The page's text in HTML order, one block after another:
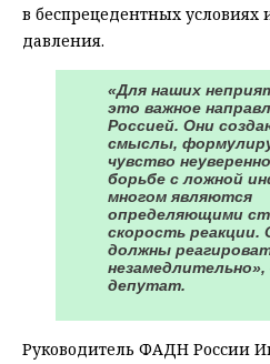
в беспрецедентных
давления.
«Для наших
это важное
Россией. Они
смыслы,
чувство
борьбе с ложной
многом являются
определяющими
скорость реакции.
должны
депутат.
Руководитель ФАДН России